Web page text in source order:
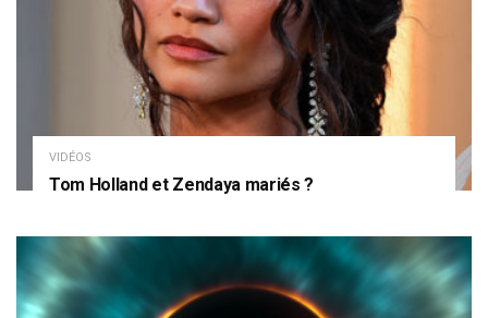
VIDÉOS
Tom Holland et Zendaya mariés ?